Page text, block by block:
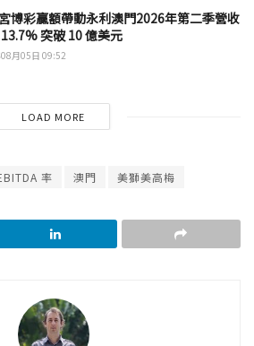
博彩贏額帶動永利澳門2026年第二季營收
突破 10 億美元
月05日 09:52
LOAD MORE
率 澳門 美獅美高梅